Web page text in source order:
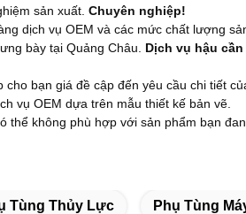
sản xuất. Chuyên nghiệp!
dịch vụ OEM và các mức chất lượng
bày tại Quảng Châu. Dịch vụ hậu
cho bạn giá đề cập đến yêu cầu chi tiết
vụ OEM dựa trên mẫu thiết kế bản vẽ.
thể không phù hợp với sản phẩm bạn
Tùng Thủy Lực Phụ Tùng